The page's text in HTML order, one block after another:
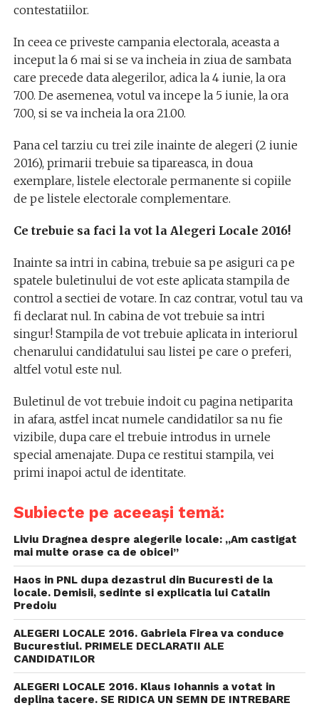
contestatiilor.
In ceea ce priveste campania electorala, aceasta a
inceput la 6 mai si se va incheia in ziua de sambata
care precede data alegerilor, adica la 4 iunie, la ora
7.00. De asemenea, votul va incepe la 5 iunie, la ora
7.00, si se va incheia la ora 21.00.
Pana cel tarziu cu trei zile inainte de alegeri (2 iunie
2016), primarii trebuie sa tipareasca, in doua
exemplare, listele electorale permanente si copiile
de pe listele electorale complementare.
Ce trebuie sa faci la vot la Alegeri Locale 2016!
Inainte sa intri in cabina, trebuie sa pe asiguri ca pe
spatele buletinului de vot este aplicata stampila de
control a sectiei de votare. In caz contrar, votul tau va
fi declarat nul. In cabina de vot trebuie sa intri
singur! Stampila de vot trebuie aplicata in interiorul
chenarului candidatului sau listei pe care o preferi,
altfel votul este nul.
Buletinul de vot trebuie indoit cu pagina netiparita
in afara, astfel incat numele candidatilor sa nu fie
vizibile, dupa care el trebuie introdus in urnele
special amenajate. Dupa ce restitui stampila, vei
primi inapoi actul de identitate.
Subiecte pe aceeași temă:
Liviu Dragnea despre alegerile locale: „Am castigat
mai multe orase ca de obicei”
Haos in PNL dupa dezastrul din Bucuresti de la
locale. Demisii, sedinte si explicatia lui Catalin
Predoiu
ALEGERI LOCALE 2016. Gabriela Firea va conduce
Bucurestiul. PRIMELE DECLARATII ALE
CANDIDATILOR
ALEGERI LOCALE 2016. Klaus Iohannis a votat in
deplina tacere. SE RIDICA UN SEMN DE INTREBARE